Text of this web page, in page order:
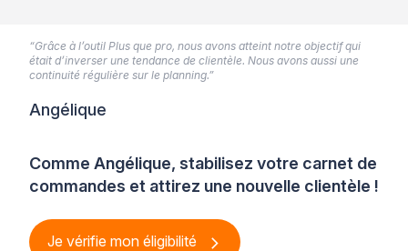
Comme Angélique, stabilisez votre carnet de
commandes et attirez une nouvelle clientèle !
Je vérifie mon éligibilité
“Grâce à l’outil Plus que pro, nous avons atteint notre objectif qui
était d’inverser une tendance de clientèle. Nous avons aussi une
continuité régulière sur le planning.”
Angélique